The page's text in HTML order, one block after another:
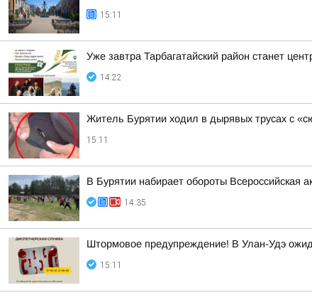
15:11
Уже завтра Тарбагатайский район станет
14:22
Житель Бурятии ходил в дырявых трусах с
15:11
В Бурятии набирает обороты Всероссийская
14:35
Штормовое предупреждение! В Улан-Удэ
15:11